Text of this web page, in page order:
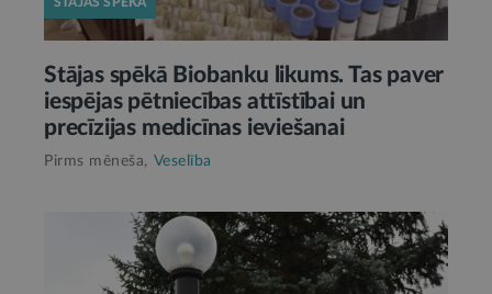
Stājas spēkā Biobanku likums. Tas paver
iespējas pētniecības attīstībai un
precīzijas medicīnas ieviešanai
Pirms mēneša, Veselība